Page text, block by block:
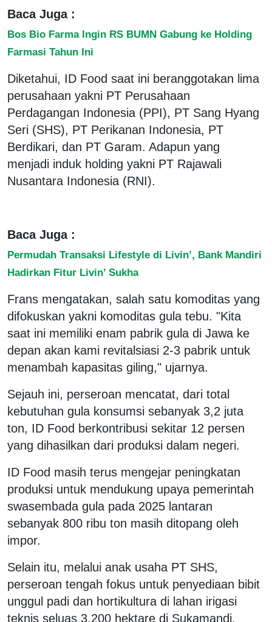
Baca Juga :
Bos Bio Farma Ingin RS BUMN Gabung ke Holding
Farmasi Tahun Ini
Diketahui, ID Food saat ini beranggotakan lima
perusahaan yakni PT Perusahaan
Perdagangan Indonesia (PPI), PT Sang Hyang
Seri (SHS), PT Perikanan Indonesia, PT
Berdikari, dan PT Garam. Adapun yang
menjadi induk holding yakni PT Rajawali
Nusantara Indonesia (RNI).
Baca Juga :
Permudah Transaksi Lifestyle di Livin’, Bank Mandiri
Hadirkan Fitur Livin’ Sukha
Frans mengatakan, salah satu komoditas yang
difokuskan yakni komoditas gula tebu. "Kita
saat ini memiliki enam pabrik gula di Jawa ke
depan akan kami revitalsiasi 2-3 pabrik untuk
menambah kapasitas giling," ujarnya.
Sejauh ini, perseroan mencatat, dari total
kebutuhan gula konsumsi sebanyak 3,2 juta
ton, ID Food berkontribusi sekitar 12 persen
yang dihasilkan dari produksi dalam negeri.
ID Food masih terus mengejar peningkatan
produksi untuk mendukung upaya pemerintah
swasembada gula pada 2025 lantaran
sebanyak 800 ribu ton masih ditopang oleh
impor.
Selain itu, melalui anak usaha PT SHS,
perseroan tengah fokus untuk penyediaan bibit
unggul padi dan hortikultura di lahan irigasi
teknis seluas 3.200 hektare di Sukamandi,